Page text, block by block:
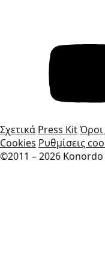
Σχετικά Press Kit
Cookies Ρυθμίσεις
©2011 – 2026 Konordo